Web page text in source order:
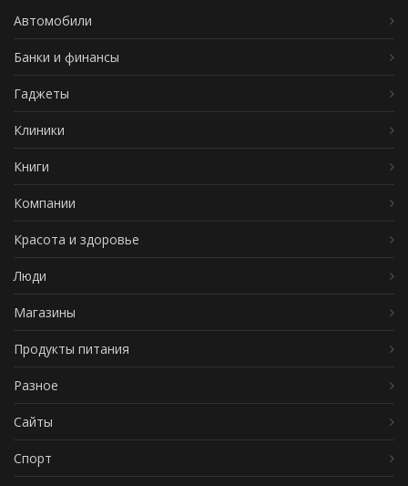
Автомобили
Банки и финансы
Гаджеты
Клиники
Книги
Компании
Красота и здоровье
Люди
Магазины
Продукты питания
Разное
Сайты
Спорт